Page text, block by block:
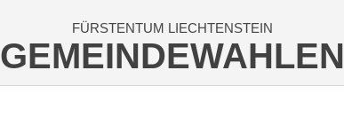
FÜRSTENTUM LIECHTENSTEIN
GEMEINDEWAHLEN